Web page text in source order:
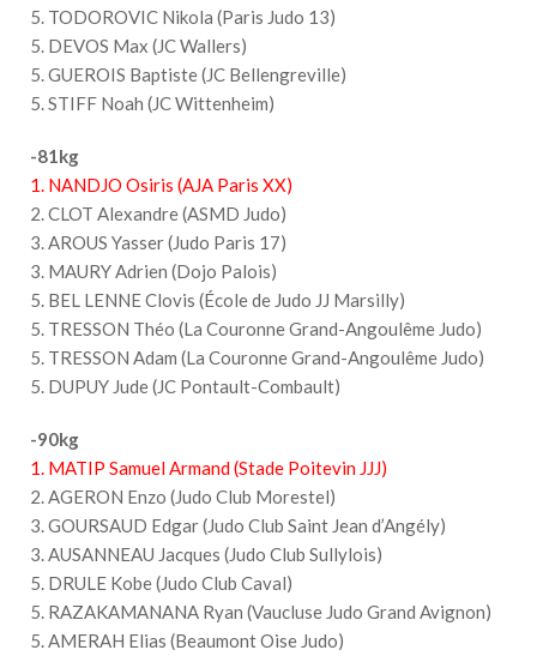
5. TODOROVIC Nikola (Paris Judo 13)
5. DEVOS Max (JC Wallers)
5. GUEROIS Baptiste (JC Bellengreville)
5. STIFF Noah (JC Wittenheim)
-81kg
1. NANDJO Osiris (AJA Paris XX)
2. CLOT Alexandre (ASMD Judo)
3. AROUS Yasser (Judo Paris 17)
3. MAURY Adrien (Dojo Palois)
5. BEL LENNE Clovis (École de Judo JJ Marsilly)
5. TRESSON Théo (La Couronne Grand-Angoulême Judo)
5. TRESSON Adam (La Couronne Grand-Angoulême Judo)
5. DUPUY Jude (JC Pontault-Combault)
-90kg
1. MATIP Samuel Armand (Stade Poitevin JJJ)
2. AGERON Enzo (Judo Club Morestel)
3. GOURSAUD Edgar (Judo Club Saint Jean d’Angély)
3. AUSANNEAU Jacques (Judo Club Sullylois)
5. DRULE Kobe (Judo Club Caval)
5. RAZAKAMANANA Ryan (Vaucluse Judo Grand Avignon)
5. AMERAH Elias (Beaumont Oise Judo)